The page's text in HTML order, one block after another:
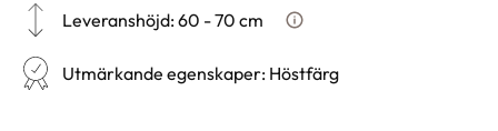
Leveranshöjd:60 - 70 cm Hur vi mäter leveranshöjd på
Utmärkande egenskaper: Höstfärg